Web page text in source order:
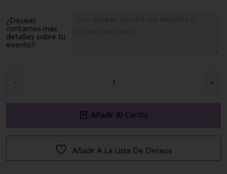
¿Deseas
contarnos más
detalles sobre tu
evento?
Añadir Al Carrito
Añadir A La Lista De Deseos